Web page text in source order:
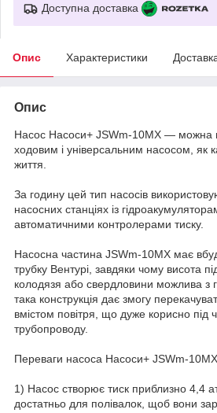
Доступна доставка
Опис Характеристики
Опис
Насос Насоси+ JSWm-10МX — можна
ходовим і універсальним насосом, як
життя.
За годину цей тип насосів
насосних станціях із
автоматичними контролерами тиску.
Насосна частина JSWm-10МX має
трубку Вентурі, завдяки чому висота
колодязя або свердловини можлива з
така конструкція дає змогу
вмістом повітря, що дуже корисно під
трубопроводу.
Переваги насоса Насоси+ JSWm-
1) Насос створює тиск приблизно 4,4
достатньо для полівалок, щоб вони